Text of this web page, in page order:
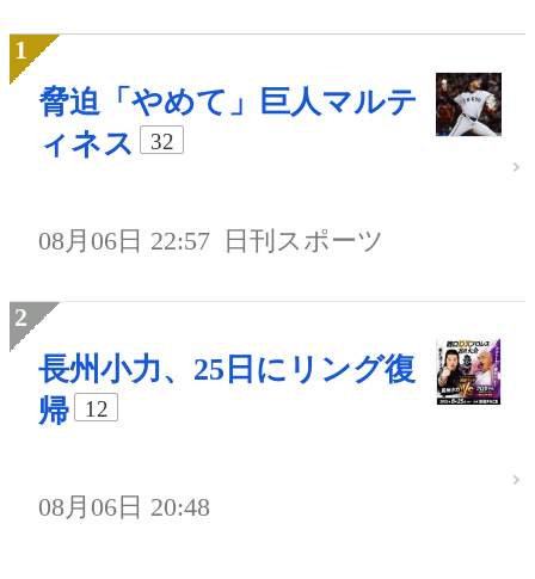
脅迫「やめて」巨人マルテ
ィネス
32
08月06日 22:57 日刊スポーツ
長州小力、25日にリング復
帰
12
08月06日 20:48